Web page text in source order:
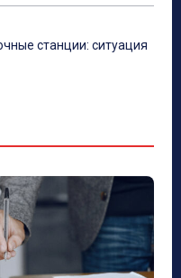
станции: ситуация